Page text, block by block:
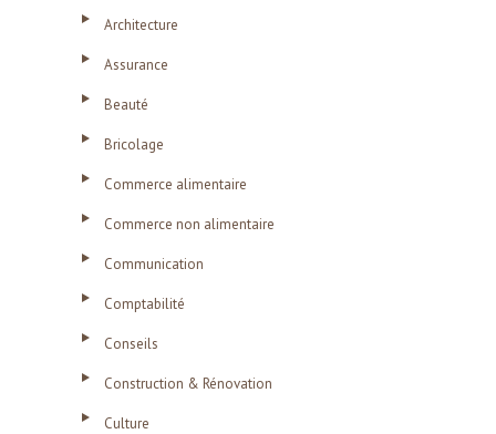
Architecture
Assurance
Beauté
Bricolage
Commerce alimentaire
Commerce non alimentaire
Communication
Comptabilité
Conseils
Construction & Rénovation
Culture